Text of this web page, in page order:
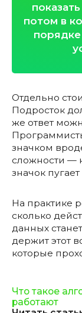
потом в
Отдельно
Подросток
же ответ
значком
сложности —
значок
На практике
сколько
данных
держит этот
которые
Что такое
работают